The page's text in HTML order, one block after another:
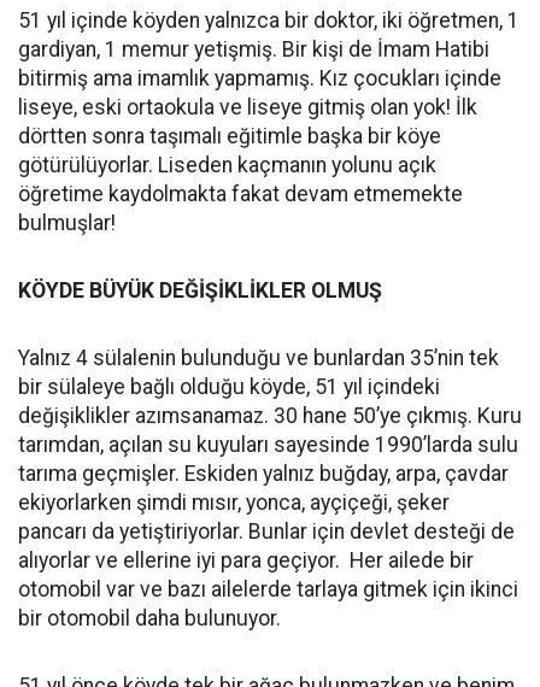
51 yıl içinde köyden yalnızca bir doktor, iki öğretmen, 1
gardiyan, 1 memur yetişmiş. Bir kişi de İmam Hatibi
bitirmiş ama imamlık yapmamış. Kız çocukları içinde
liseye, eski ortaokula ve liseye gitmiş olan yok! İlk
dörtten sonra taşımalı eğitimle başka bir köye
götürülüyorlar. Liseden kaçmanın yolunu açık
öğretime kaydolmakta fakat devam etmemekte
bulmuşlar!
KÖYDE BÜYÜK DEĞİŞİKLİKLER OLMUŞ
Yalnız 4 sülalenin bulunduğu ve bunlardan 35’nin tek
bir sülaleye bağlı olduğu köyde, 51 yıl içindeki
değişiklikler azımsanamaz. 30 hane 50’ye çıkmış. Kuru
tarımdan, açılan su kuyuları sayesinde 1990’larda sulu
tarıma geçmişler. Eskiden yalnız buğday, arpa, çavdar
ekiyorlarken şimdi mısır, yonca, ayçiçeği, şeker
pancarı da yetiştiriyorlar. Bunlar için devlet desteği de
alıyorlar ve ellerine iyi para geçiyor. Her ailede bir
otomobil var ve bazı ailelerde tarlaya gitmek için ikinci
bir otomobil daha bulunuyor.